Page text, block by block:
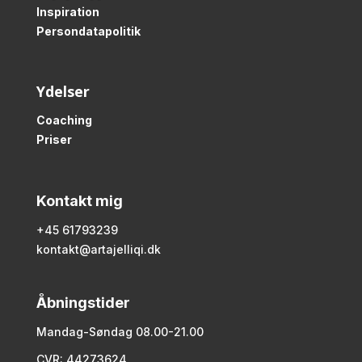
Inspiration
Persondatapolitik
Ydelser
Coaching
Priser
Kontakt mig
+45 61793239
kontakt@artajelliqi.dk
Åbningstider
Mandag-Søndag 08.00-21.00
CVR: 44273624